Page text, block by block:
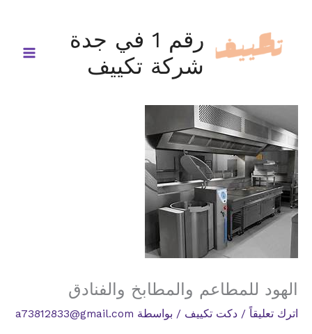
المحتوى
رقم 1 في جدة
شركة تكييف
الهود للمطاعم والمطابخ والفنادق
اترك تعليقاً / دكت تكييف / بواسطة a73812833@gmail.com